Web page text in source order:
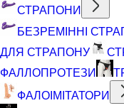
СТРАПОНИ
БЕЗРЕМІННІ
ДЛЯ СТРАПОНУ
ФАЛЛОПРОТЕЗИ
ФАЛОІМІТАТОРИ